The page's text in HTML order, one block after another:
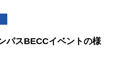
パスBECCイベントの様